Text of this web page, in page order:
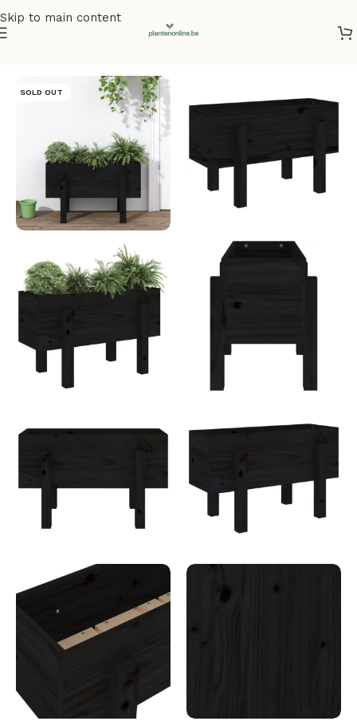
Skip to main content
SOLD OUT